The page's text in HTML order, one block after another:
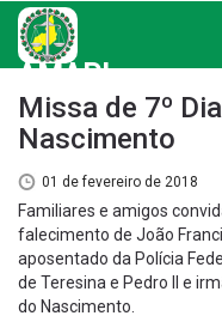
AMAPI
Missa de 7º
Nascimento
01 de fevereiro de 2018
Familiares e amigos
falecimento de João
aposentado da Polícia
de Teresina e Pedro II e
do Nascimento.